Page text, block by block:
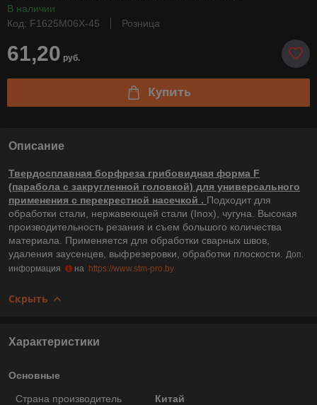
В наличии
Код: F1625М06Х-45
Розница
61,20 руб.
Купить
Описание
Твердосплавная борфреза грибовидная форма F
(парабола с закругленной головкой) для универсального
применения с перекрестной насечкой . Подходит для
обработки стали, нержавеющей стали (Inox), чугуна. Высокая
производительность резания и съем большого количества
материала. Применяется для обработки сварных швов,
удаления заусенцев, выфрезеровки, обработки плоскости.
Доп.
информация
на https://www.stm-pro.by
Скрыть
Характеристики
Основные
Страна производитель
Китай